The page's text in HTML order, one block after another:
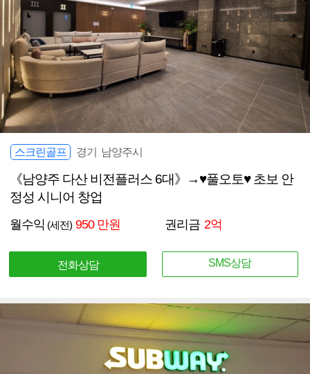
스크린골프 경기 남양주시
《남양주 다산 비전플러스 6대》→♥풀오토♥ 초보 안
정성 시니어 창업
월수익 (세전) 950 만원 권리금 2억
전화상담 SMS상담